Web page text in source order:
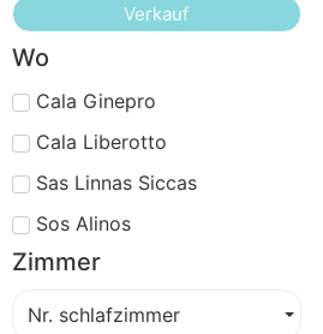
Verkauf
Wo
Cala Ginepro
Cala Liberotto
Sas Linnas Siccas
Sos Alinos
Zimmer
Nr. schlafzimmer